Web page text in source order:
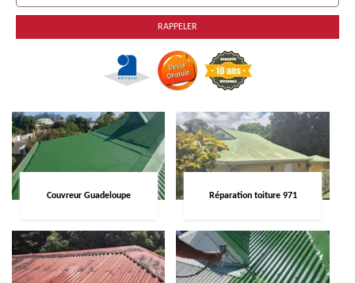
Couvreur Guadeloupe Réparation toiture 971